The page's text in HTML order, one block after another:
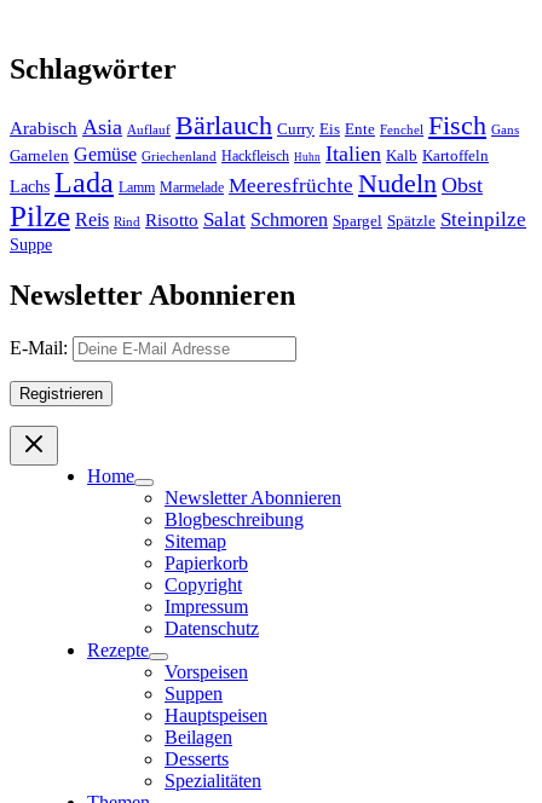
Schlagwörter
Arabisch Asia Auflauf Bärlauch Curry Eis Ente Fenchel Fisch Gans
Garnelen Gemüse Griechenland Hackfleisch Huhn Italien Kalb Kartoffeln
Lachs Lada Lamm Marmelade Meeresfrüchte Nudeln Obst
Pilze Reis Rind Risotto Salat Schmoren Spargel Spätzle Steinpilze
Suppe
Newsletter Abonnieren
E-Mail:
Home
Newsletter Abonnieren
Blogbeschreibung
Sitemap
Papierkorb
Copyright
Impressum
Datenschutz
Rezepte
Vorspeisen
Suppen
Hauptspeisen
Beilagen
Desserts
Spezialitäten